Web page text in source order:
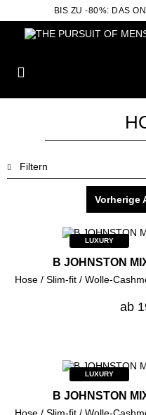
BIS ZU -80%: DAS
Filtern
Vorherige
LUXURY
B JOHNSTON
Hose / Slim-fit / Wolle-
ab
LUXURY
B JOHNSTON